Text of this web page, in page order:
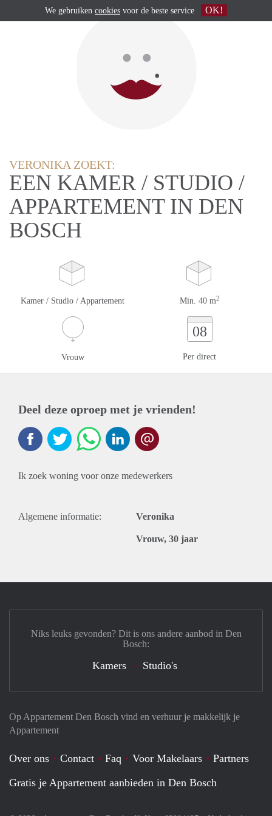
VERONIKA ZOEKT:
EEN KAMER / STUDIO /
APPARTEMENT IN DEN
BOSCH
Kamer / Studio / Appartement Min. 40 m2
Vrouw
08
Per direct
Deel deze oproep met je vrienden!
Ik zoek woning voor onze medewerkers
Algemene informatie: Veronika
Vrouw, 30 jaar
Op Appartement Den Bosch vind en verhuur je makkelijk je
Appartement
Over ons Contact Faq Voor Makelaars
Partners
Gratis je Appartement aanbieden in Den Bosch
Niks leuks gevonden? Dit is ons andere aanbod in Den
Bosch:
Kamers Studio's
We gebruiken cookies voor de beste service OK!